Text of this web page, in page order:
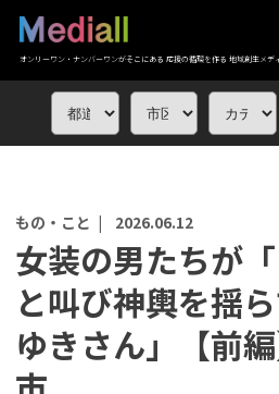
オンリーワン・ナンバーワンがそこにある 応援の循環を作る 地域創生メデ
もの・こと | 2026.06.12
女装の男たちが「
と叫び神輿を揺
ゆきさん」【前